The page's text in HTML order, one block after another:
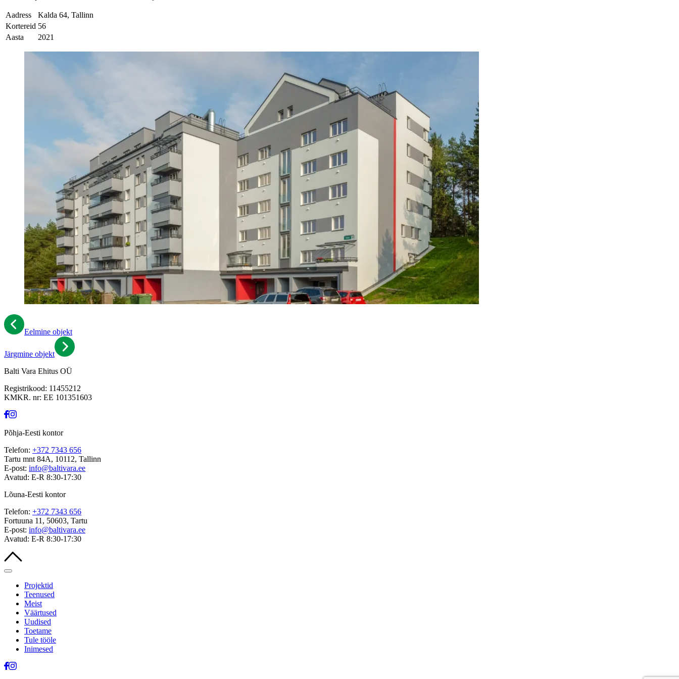
Aadress
Kalda 64, Tallinn
Kortereid 56
Aasta
2021
Eelmine objekt
Järgmine objekt
Balti Vara Ehitus OÜ
Registrikood: 11455212
KMKR. nr: EE 101351603
Põhja-Eesti kontor
Telefon: +372 7343 656
Tartu mnt 84A, 10112, Tallinn
E-post: info@baltivara.ee
Avatud: E-R 8:30-17:30
Lõuna-Eesti kontor
Telefon: +372 7343 656
Fortuuna 11, 50603, Tartu
E-post: info@baltivara.ee
Avatud: E-R 8:30-17:30
Projektid
Teenused
Meist
Väärtused
Uudised
Toetame
Tule tööle
Inimesed